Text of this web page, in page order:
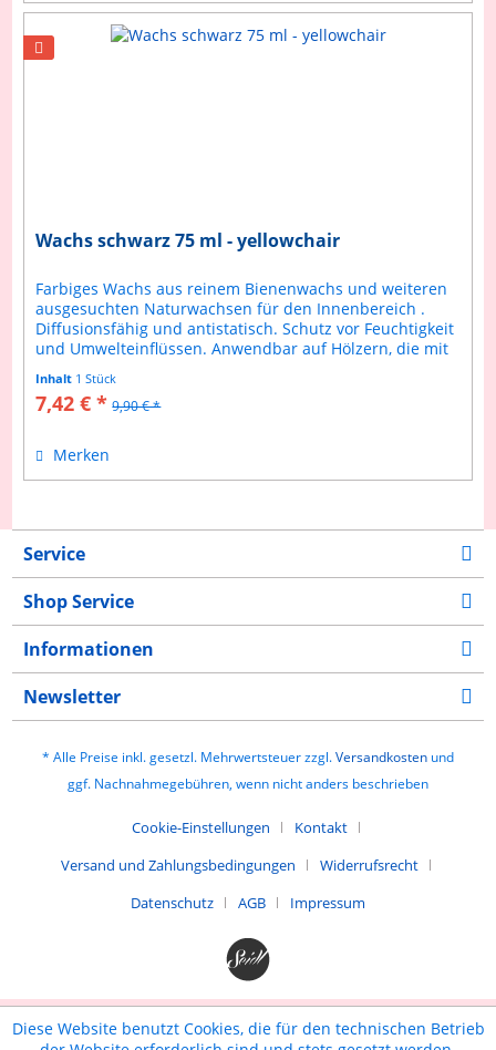
Wachs schwarz 75 ml - yellowchair
Farbiges Wachs aus reinem Bienenwachs und weiteren
ausgesuchten Naturwachsen für den Innenbereich .
Diffusionsfähig und antistatisch. Schutz vor Feuchtigkeit
und Umwelteinflüssen. Anwendbar auf Hölzern, die mit
Inhalt 1 Stück
7,42 € * 9,90 € *
Merken
Service
Shop Service
Informationen
Newsletter
* Alle Preise inkl. gesetzl. Mehrwertsteuer zzgl.Versandkosten und
ggf. Nachnahmegebühren, wenn nicht anders beschrieben
Cookie-Einstellungen
Kontakt
Versand und Zahlungsbedingungen
Widerrufsrecht
Datenschutz
AGB Impressum
Diese Website benutzt Cookies, die für den technischen Betrieb